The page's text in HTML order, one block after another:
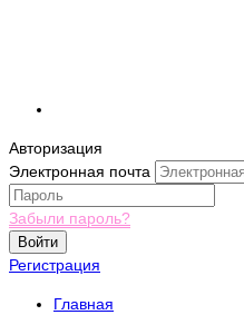
Авторизация
Электронная почта
Забыли пароль?
Войти
Регистрация
Главная